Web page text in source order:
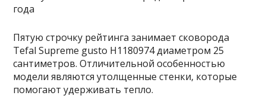
Пятую строчку рейтинга занимает сковорода
Tefal Supreme gusto H1180974 диаметром 25
сантиметров. Отличительной особенностью
модели являются утолщенные стенки, которые
помогают удерживать тепло.